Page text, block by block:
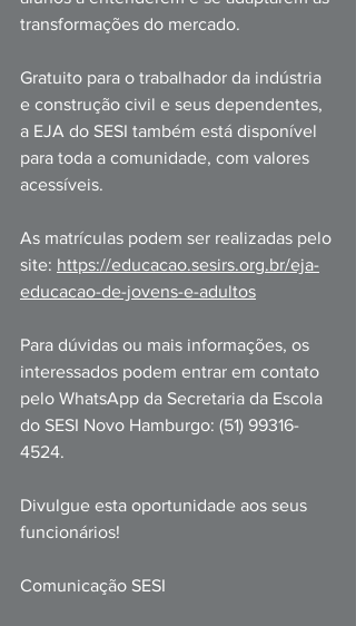
transformações do mercado.
Gratuito para o trabalhador da indústria
e construção civil e seus dependentes,
a EJA do SESI também está disponível
para toda a comunidade, com valores
acessíveis.
As matrículas podem ser realizadas pelo
site: https://educacao.sesirs.org.br/eja-
educacao-de-jovens-e-adultos
Para dúvidas ou mais informações, os
interessados podem entrar em contato
pelo WhatsApp da Secretaria da Escola
do SESI Novo Hamburgo: (51) 99316-
4524.
Divulgue esta oportunidade aos seus
funcionários!
Comunicação SESI